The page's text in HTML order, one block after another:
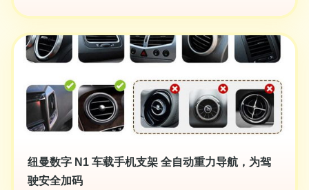
纽曼数字 N1 车载手机支架 全自动重力导航，为驾
驶安全加码